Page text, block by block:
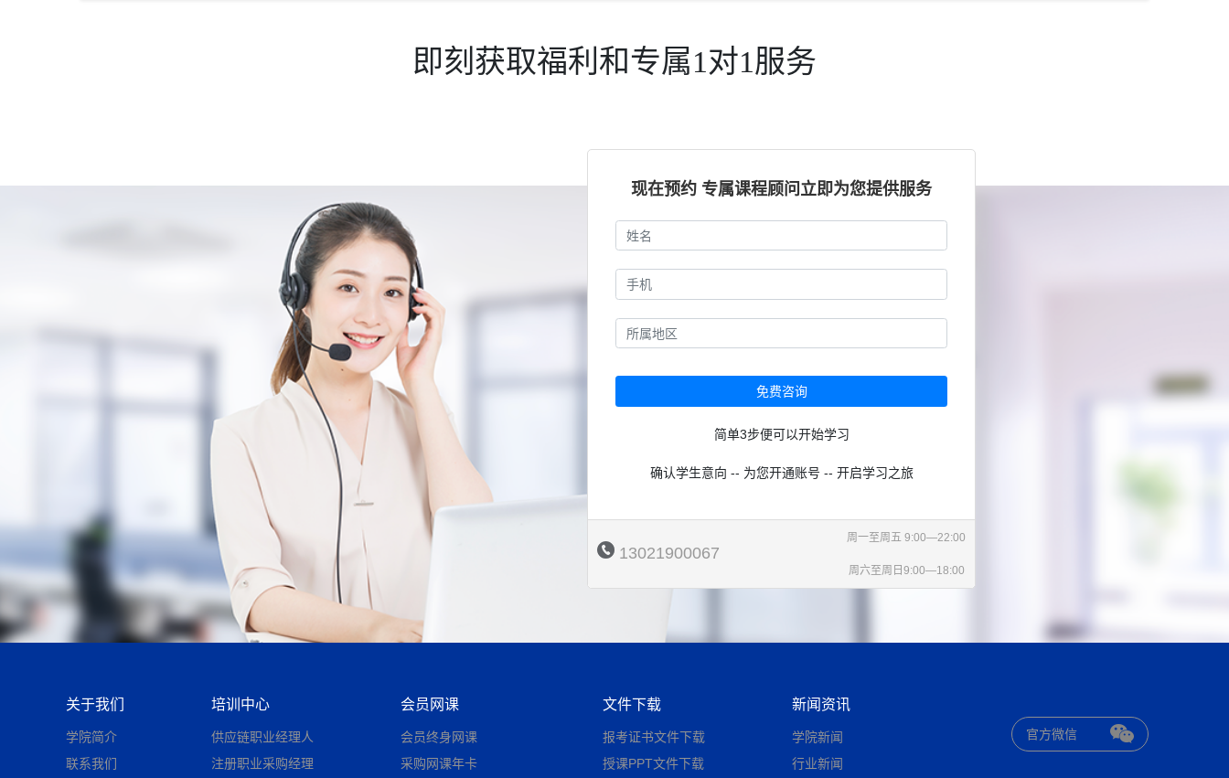
即刻获取福利和专属1对1服务
现在预约 专属课程顾问立即为您提供服务
免费咨询
简单3步便可以开始学习
确认学生意向 -- 为您开通账号 -- 开启学习之旅
13021900067
周一至周五 9:00—22:00
周六至周日9:00—18:00
关于我们
学院简介
联系我们
培训中心
供应链职业经理人
注册职业采购经理
会员网课
会员终身网课
采购网课年卡
文件下载
报考证书文件下载
授课PPT文件下载
新闻资讯
学院新闻
行业新闻
官方微信